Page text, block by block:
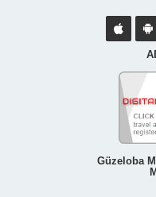
Güzeloba